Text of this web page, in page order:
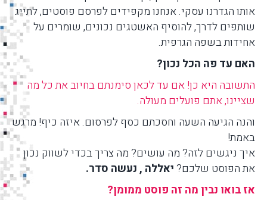
אותו הגדרנו עסקי. אנחנו מקפידים לפרסם פוסטים, לתייג
שותפים לדרך, להוסיף האשטגים נכונים, שומרים על
אחידות בשפה הגרפית.
האם עד פה הכל נכון?
התשובה היא כן! אם עד לכאן סימנתם בחיוב את כל מה
שציינו, אתם פועלים מעולה.
והנה הגיעה השעה וחסכתם כסף לפרסום. איזה כיף! מרגש
באמת!
איך ניגשים לזה? מה עושים? מה צריך בכדי לשווק נכון
את הפוסט שלכם? יאללה , נעשה סדר.
אז בואו נבין מה זה פוסט ממומן?